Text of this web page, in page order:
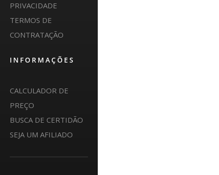
PRIVACIDADE
TERMOS DE
CONTRATAÇÃO
INFORMAÇÕES
CALCULADOR DE
PREÇO
BUSCA DE CERTIDÃO
SEJA UM AFILIADO